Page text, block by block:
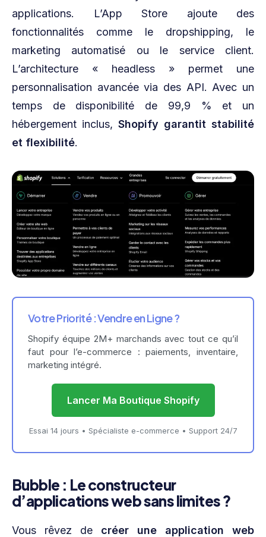
applications. L’App Store ajoute des
fonctionnalités comme le dropshipping, le
marketing automatisé ou le service client.
L’architecture « headless » permet une
personnalisation avancée via des API. Avec un
temps de disponibilité de 99,9 % et un
hébergement inclus, Shopify garantit stabilité
et flexibilité.
Votre Priorité : Vendre en Ligne ?
Shopify équipe 2M+ marchands avec tout ce qu’il
faut pour l’e-commerce : paiements, inventaire,
marketing intégré.
Lancer Ma Boutique Shopify
Essai 14 jours • Spécialiste e-commerce • Support 24/7
Bubble : Le constructeur
d’applications web sans limites ?
Vous rêvez de créer une application web